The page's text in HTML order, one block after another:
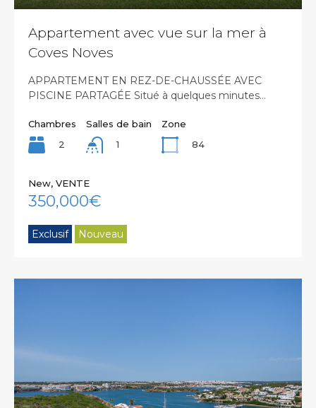
Appartement avec vue sur la mer à
Coves Noves
APPARTEMENT EN REZ-DE-CHAUSSÉE AVEC
PISCINE PARTAGÉE Situé à quelques minutes…
Chambres
2
Salles de bain
1
Zone
84
New, VENTE
350,000€
Exclusif Nouveau